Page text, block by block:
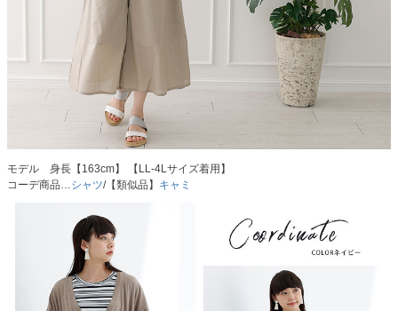
モデル 身長【163cm】 【LL-4Lサイズ着用】
コーデ商品…シャツ/【類似品】 キャミ